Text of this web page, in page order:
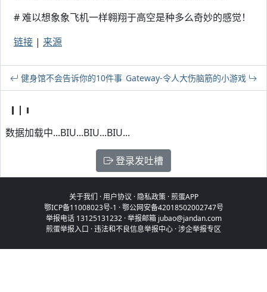
# 难以想象象飞机一样翱翔于高空是种多么奇妙的感觉！
链接 | 来源
健身馆不会告诉你的10件事 Gateway-令人大伤脑筋的小游戏
数据加载中...BIU...BIU...BIU...
登录发吐槽
关于我们 ·用户协议 · 隐私政策·煎蛋APP
鄂ICP备11008023号-1 ·鄂公网安备42018502002747号
举报电话 13125131232 · 举报邮箱 jubao@jandan.com
煎蛋举报入口 ·违法和不良信息举报中心 ·涉企举报专区